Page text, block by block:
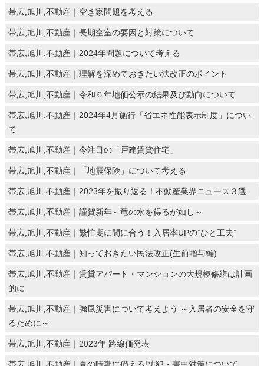
帯広,旭川,不動産｜空き家問題を考える
帯広,旭川,不動産｜長期空室の要因と対策について
帯広,旭川,不動産｜2024年問題について考える
帯広,旭川,不動産｜理解を深めておきたい法改正のポイント
帯広,旭川,不動産｜令和６年地価公示の結果及び動向について
帯広,旭川,不動産｜2024年4月施行「省エネ性能表示制度」につい
て
帯広,旭川,不動産｜今注目の「戸建賃貸住宅」
帯広,旭川,不動産｜「地震保険」について考える
帯広,旭川,不動産｜2023年を振り返る！不動産業界ニュース３選
帯広,旭川,不動産｜謹賀新年～竜の水を得るが如し～
帯広,旭川,不動産｜繁忙期に間に合う！入居率UPの”ひと工夫”
帯広,旭川,不動産｜知っておきたい民法改正(生前贈与編)
帯広,旭川,不動産｜賃貸アパート・マンションの大規模修繕は計画
的に
帯広,旭川,不動産｜強風災害について考えよう ～入居者の安全を守
るために～
帯広,旭川,不動産｜2023年 路線価発表
帯広,旭川,不動産｜夏の時期に備える!防犯・害虫対策について